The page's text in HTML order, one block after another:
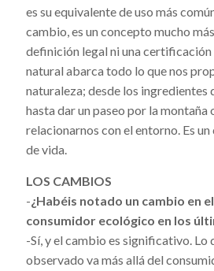
es su equivalente de uso más
cambio, es un concepto mucho
definición legal ni una certificación
natural abarca todo lo que nos
naturaleza; desde los ingredientes
hasta dar un paseo por la montaña
relacionarnos con el entorno. Es
de vida.
LOS CAMBIOS
-¿Habéis notado un cambio en
consumidor ecológico en los
-Sí, y el cambio es significativo. Lo
observado va más allá del